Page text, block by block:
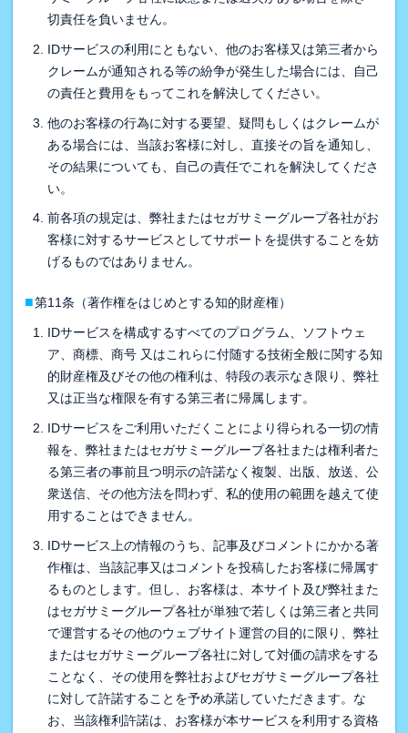
切責任を負いません。
IDサービスの利用にともない、他のお客様又は第三者から
クレームが通知される等の紛争が発生した場合には、自己
の責任と費用をもってこれを解決してください。
他のお客様の行為に対する要望、疑問もしくはクレームが
ある場合には、当該お客様に対し、直接その旨を通知し、
その結果についても、自己の責任でこれを解決してくださ
い。
前各項の規定は、弊社またはセガサミーグループ各社がお
客様に対するサービスとしてサポートを提供することを妨
げるものではありません。
■第11条（著作権をはじめとする知的財産権）
IDサービスを構成するすべてのプログラム、ソフトウェ
ア、商標、商号 又はこれらに付随する技術全般に関する知
的財産権及びその他の権利は、特段の表示なき限り、弊社
又は正当な権限を有する第三者に帰属します。
IDサービスをご利用いただくことにより得られる一切の情
報を、弊社またはセガサミーグループ各社または権利者た
る第三者の事前且つ明示の許諾なく複製、出版、放送、公
衆送信、その他方法を問わず、私的使用の範囲を越えて使
用することはできません。
IDサービス上の情報のうち、記事及びコメントにかかる著
作権は、当該記事又はコメントを投稿したお客様に帰属す
るものとします。但し、お客様は、本サイト及び弊社また
はセガサミーグループ各社が単独で若しくは第三者と共同
で運営するその他のウェブサイト運営の目的に限り、弊社
またはセガサミーグループ各社に対して対価の請求をする
ことなく、その使用を弊社およびセガサミーグループ各社
に対して許諾することを予め承諾していただきます。な
お、当該権利許諾は、お客様が本サービスを利用する資格